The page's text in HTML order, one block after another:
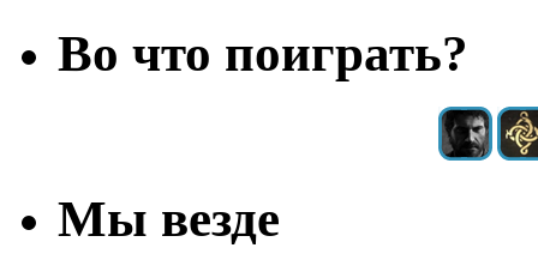
Во что поиграть?
Мы везде